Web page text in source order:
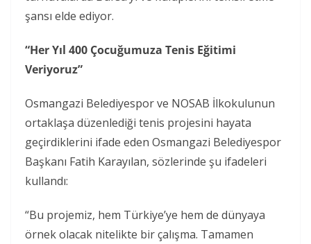
şansı elde ediyor.
“Her Yıl 400 Çocuğumuza Tenis Eğitimi
Veriyoruz”
Osmangazi Belediyespor ve NOSAB İlkokulunun
ortaklaşa düzenlediği tenis projesini hayata
geçirdiklerini ifade eden Osmangazi Belediyespor
Başkanı Fatih Karayılan, sözlerinde şu ifadeleri
kullandı:
“Bu projemiz, hem Türkiye’ye hem de dünyaya
örnek olacak nitelikte bir çalışma. Tamamen